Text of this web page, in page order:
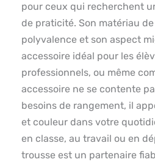
pour ceux qui recherchent
de praticité. Son matériau
polyvalence et son aspect
accessoire idéal pour les
professionnels, ou même
accessoire ne se contente
besoins de rangement, il
et couleur dans votre
en classe, au travail ou en
trousse est un partenaire